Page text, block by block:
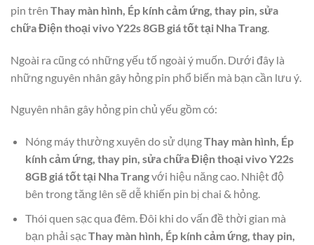
pin trên Thay màn hình, Ép kính cảm ứng, thay pin, sửa
chữa Điện thoại vivo Y22s 8GB giá tốt tại Nha Trang.
Ngoài ra cũng có những yếu tố ngoài ý muốn. Dưới đây là
những nguyên nhân gây hỏng pin phổ biến mà bạn cần lưu ý.
Nguyên nhân gây hỏng pin chủ yếu gồm có:
Nóng máy thường xuyên do sử dụngThay màn hình, Ép
kính cảm ứng, thay pin, sửa chữa Điện thoại vivo Y22s
8GB giá tốt tại Nha Trangvới hiệu năng cao. Nhiệt độ
bên trong tăng lên sẽ dễ khiến pin bị chai & hỏng.
Thói quen sạc qua đêm. Đôi khi do vấn đề thời gian mà
bạn phải sạcThay màn hình, Ép kính cảm ứng, thay pin,